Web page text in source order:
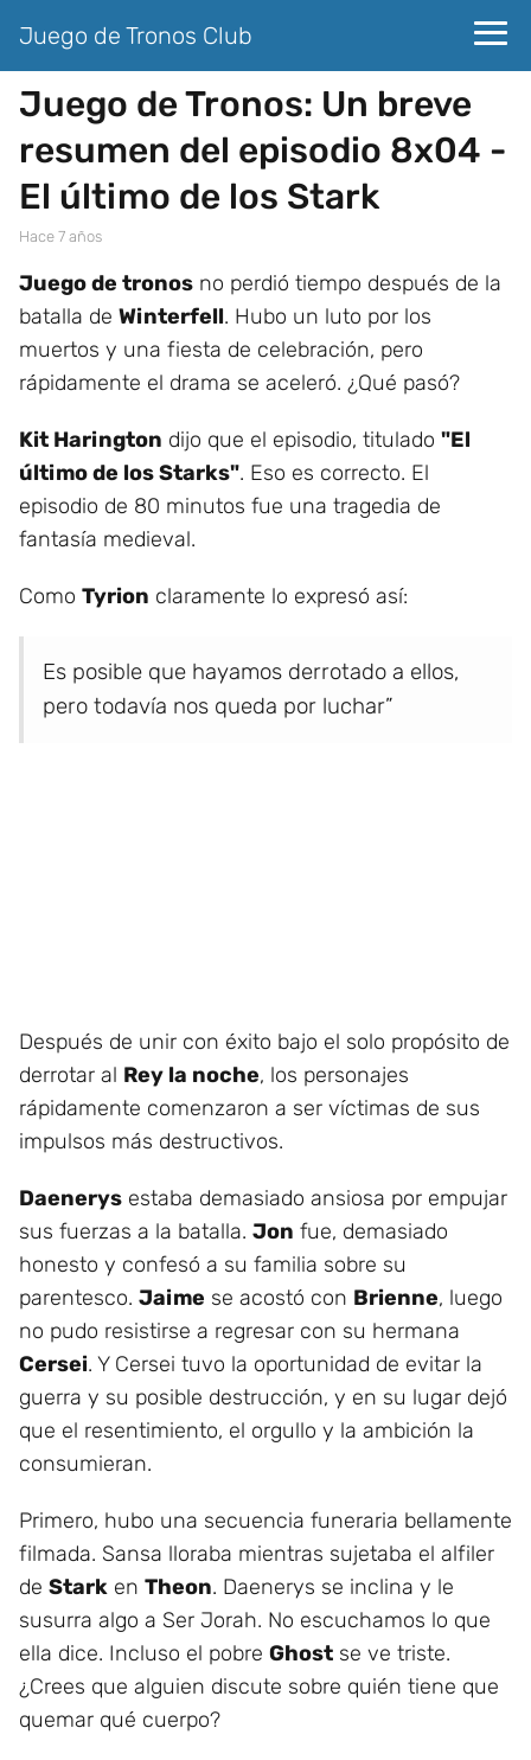
Juego de Tronos Club
Juego de Tronos: Un breve
resumen del episodio 8x04 -
El último de los Stark
hace 7 años
Juego de tronos no perdió tiempo después de la
batalla de Winterfell. Hubo un luto por los
muertos y una fiesta de celebración, pero
rápidamente el drama se aceleró. ¿Qué pasó?
Kit Harington dijo que el episodio, titulado "El
último de los Starks". Eso es correcto. El
episodio de 80 minutos fue una tragedia de
fantasía medieval.
Como Tyrion claramente lo expresó así:
Es posible que hayamos derrotado a ellos,
pero todavía nos queda por luchar”
Después de unir con éxito bajo el solo propósito de
derrotar al Rey la noche, los personajes
rápidamente comenzaron a ser víctimas de sus
impulsos más destructivos.
Daenerys estaba demasiado ansiosa por empujar
sus fuerzas a la batalla. Jon fue, demasiado
honesto y confesó a su familia sobre su
parentesco. Jaime se acostó con Brienne, luego
no pudo resistirse a regresar con su hermana
Cersei. Y Cersei tuvo la oportunidad de evitar la
guerra y su posible destrucción, y en su lugar dejó
que el resentimiento, el orgullo y la ambición la
consumieran.
Primero, hubo una secuencia funeraria bellamente
filmada. Sansa lloraba mientras sujetaba el alfiler
de Stark en Theon. Daenerys se inclina y le
susurra algo a Ser Jorah. No escuchamos lo que
ella dice. Incluso el pobre Ghost se ve triste.
¿Crees que alguien discute sobre quién tiene que
quemar qué cuerpo?